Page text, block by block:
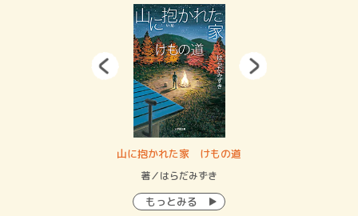
山に抱かれた家 けもの道
著／はらだみずき
もっとみる